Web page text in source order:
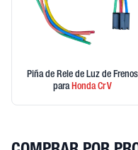
Piña de Rele de Luz de Frenos
paraHondaCr V